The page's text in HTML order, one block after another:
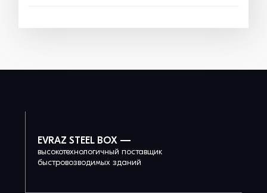
EVRAZ STEEL BOX —
высокотехнологичный поставщик
быстровозводимых зданий